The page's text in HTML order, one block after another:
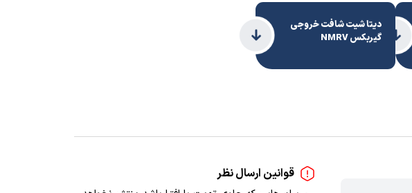
دیتا شیت شافت خروجی
گیربکس NMRV
قوانین ارسال نظر